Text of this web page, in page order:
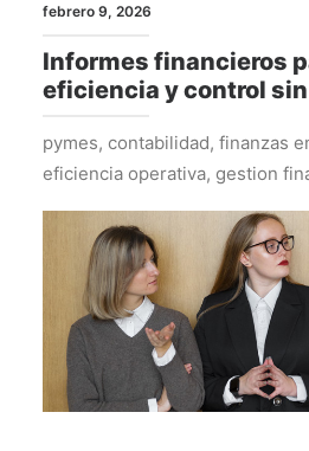
febrero 9, 2026
Informes financieros
eficiencia y control
pymes, contabilidad, finanzas
eficiencia operativa, gestion